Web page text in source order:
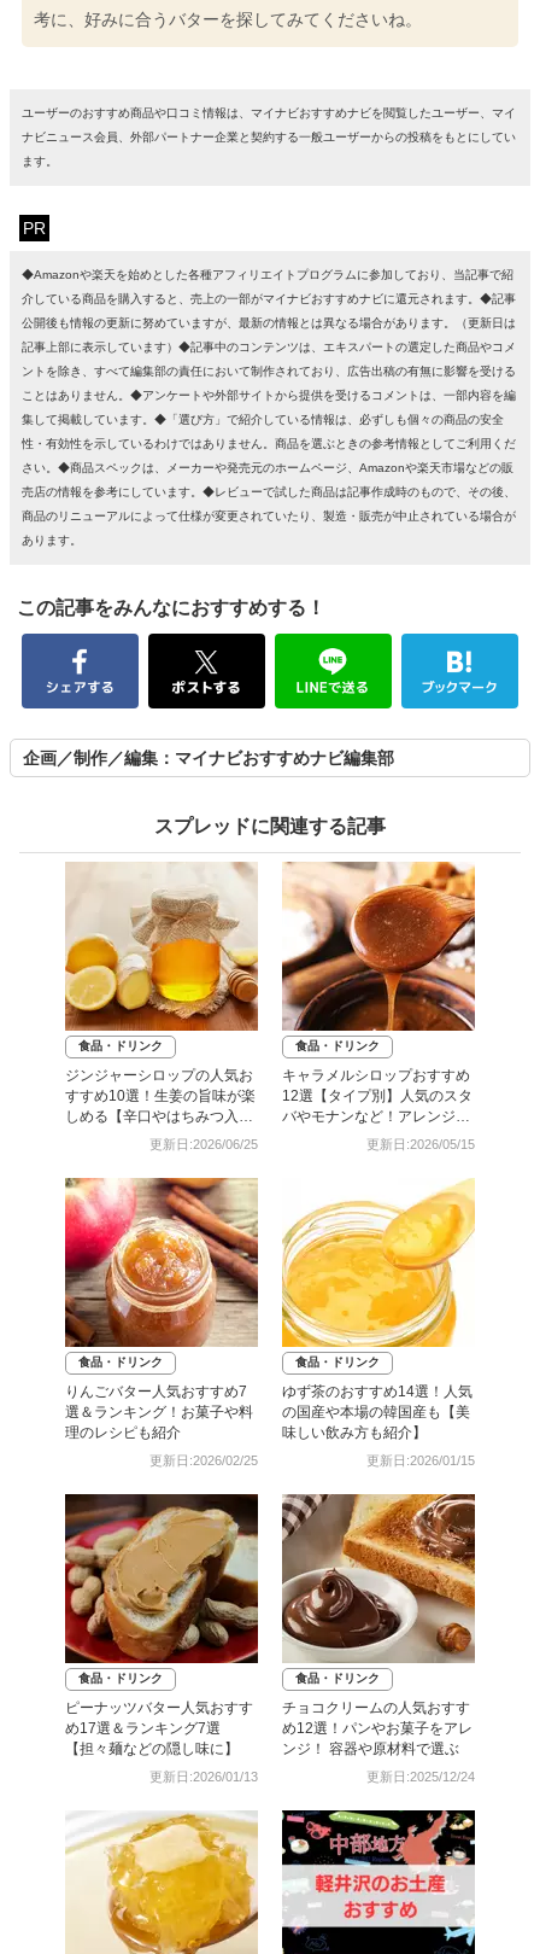
考に、好みに合うバターを探してみてくださいね。
ユーザーのおすすめ商品や口コミ情報は、マイナビおすすめナビを閲覧したユーザー、マイ
ナビニュース会員、外部パートナー企業と契約する一般ユーザーからの投稿をもとにしてい
ます。
PR
◆Amazonや楽天を始めとした各種アフィリエイトプログラムに参加しており、当記事で紹
介している商品を購入すると、売上の一部がマイナビおすすめナビに還元されます。◆記事
公開後も情報の更新に努めていますが、最新の情報とは異なる場合があります。（更新日は
記事上部に表示しています）◆記事中のコンテンツは、エキスパートの選定した商品やコメ
ントを除き、すべて編集部の責任において制作されており、広告出稿の有無に影響を受ける
ことはありません。◆アンケートや外部サイトから提供を受けるコメントは、一部内容を編
集して掲載しています。◆「選び方」で紹介している情報は、必ずしも個々の商品の安全
性・有効性を示しているわけではありません。商品を選ぶときの参考情報としてご利用くだ
さい。◆商品スペックは、メーカーや発売元のホームページ、Amazonや楽天市場などの販
売店の情報を参考にしています。◆レビューで試した商品は記事作成時のもので、その後、
商品のリニューアルによって仕様が変更されていたり、製造・販売が中止されている場合が
あります。
この記事をみんなにおすすめする！
企画／制作／編集：マイナビおすすめナビ編集部
スプレッドに関連する記事
食品・ドリンク
ジンジャーシロップの人気お
すすめ10選！生姜の旨味が楽
しめる【辛口やはちみつ入り
更新日:2026/06/25
食品・ドリンク
キャラメルシロップおすすめ
12選【タイプ別】人気のスタ
バやモナンなど！アレンジレ
更新日:2026/05/15
食品・ドリンク
りんごバター人気おすすめ7
選＆ランキング！お菓子や料
理のレシピも紹介
更新日:2026/02/25
食品・ドリンク
ゆず茶のおすすめ14選！人気
の国産や本場の韓国産も【美
味しい飲み方も紹介】
更新日:2026/01/15
食品・ドリンク
ピーナッツバター人気おすす
め17選＆ランキング7選
【担々麺などの隠し味に】
更新日:2026/01/13
食品・ドリンク
チョコクリームの人気おすす
め12選！パンやお菓子をアレ
ンジ！ 容器や原材料で選ぶ
更新日:2025/12/24